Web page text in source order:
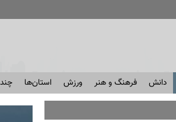
دانش فرهنگ و هنر ورزش استان‌ها